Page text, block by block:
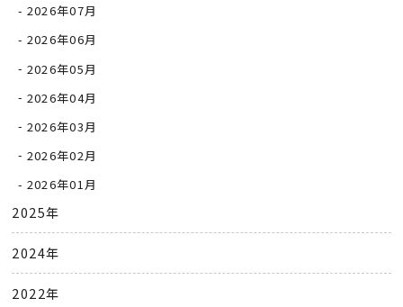
2026年07月
2026年06月
2026年05月
2026年04月
2026年03月
2026年02月
2026年01月
2025年
2024年
2022年